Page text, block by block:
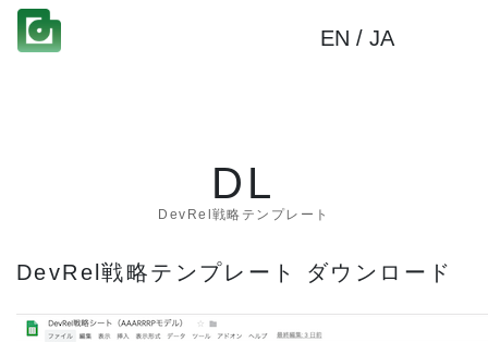
EN / JA
DL
DevRel戦略テンプレート
DevRel戦略テンプレート ダウンロード